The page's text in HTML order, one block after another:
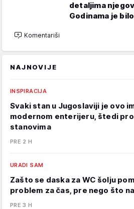
detaljima
Godinama je
Komentariši
NAJNOVIJE
INSPIRACIJA
Svaki stan u Jugoslaviji je ovo
modernom enterijeru, štedi
stanovima
PRE 2 H
URADI SAM
Zašto se daska za WC šolju
problem za čas, pre nego što
PRE 3 H